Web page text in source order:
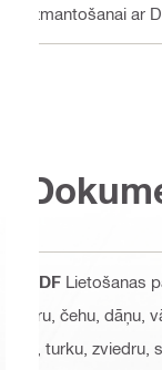
Izmantošanai ar
PDF Lietošanas
āru, čehu, dāņu,
u, turku, zviedru,